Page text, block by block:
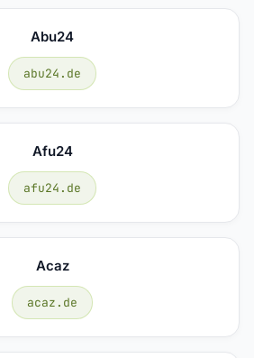
Abu24
abu24.de
Afu24
afu24.de
Acaz
acaz.de